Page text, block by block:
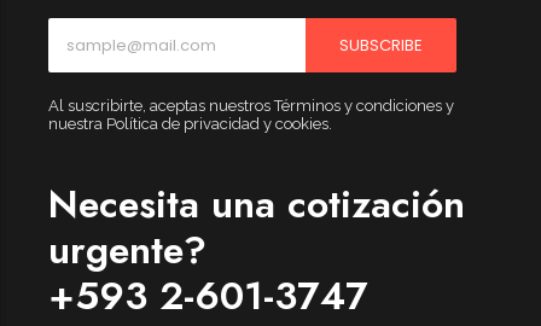
SUBSCRIBE
Al suscribirte, aceptas nuestros Términos y condiciones y
nuestra Política de privacidad y cookies.
Necesita una cotización
urgente?
+593 2-601-3747